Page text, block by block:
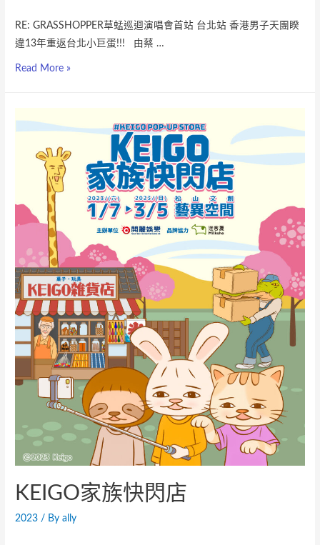
RE: GRASSHOPPER草蜢巡迴演唱會首站 台北站 香港男子天團睽
違13年重返台北小巨蛋!!! 由蔡 …
Read More »
KEIGO家族快閃店
2023 / Byally